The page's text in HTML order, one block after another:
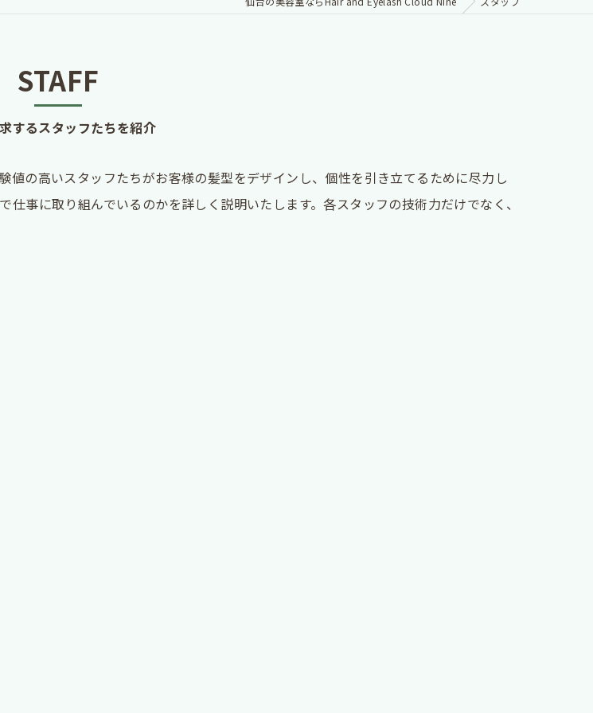
するスタッフたちを紹介
STAFF
の高いスタッフたちがお客様の髪型をデザインし、個性を引き立てるために尽力し
事に取り組んでいるのかを詳しく説明いたします。各スタッフの技術力だけでなく、